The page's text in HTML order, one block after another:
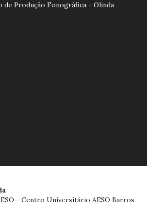
de Produção Fonográfica - Olinda
- Centro Universitário AESO Barros